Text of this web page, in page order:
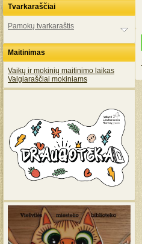
Tvarkaraščiai
Pamokų tvarkaraštis
Maitinimas
Vaikų ir mokinių maitinimo laikas
Valgiaraščiai mokiniams